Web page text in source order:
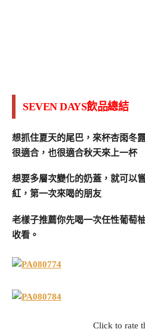
SEVEN DAYS飲品總結
想抓住夏天的尾巴，來杯杏雨冬
很適合，也很適合秋天來上一杯
想要多層次變化的奶蓋，就可以
紅，第一次來喝的朋友
老樣子推薦你先喝一次任性葡萄
收看。
Click to rate